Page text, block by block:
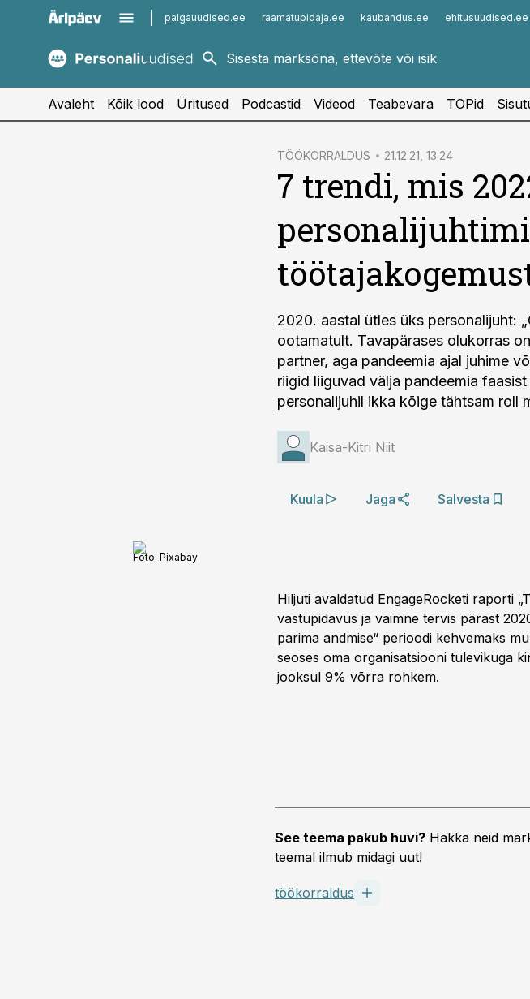
palgauudised.ee raamatupidaja.ee kaubandus.ee ehitusuudised.ee
kaubandus.ee
kinnisvarauudised.ee
imelineajalugu.ee
Infopank
Avaleht Kõik lood Üritused Podcastid Videod Teabevara TOPid
TÖÖKORRALDUS 21.12.21, 13:24
7 trendi, mis
2020. aastal ütles üks personalijuht:
ootamatult. Tavapärases olukorras
partner, aga pandeemia ajal juhime
riigid liiguvad välja pandeemia
personalijuhil ikka kõige tähtsam roll
Kaisa-Kitri Niit
Kuula Jaga Salvesta
Foto: Pixabay
Hiljuti avaldatud EngageRocketi raporti
vastupidavus ja vaimne tervis pärast
parima andmise“ perioodi kehvemaks
seoses oma organisatsiooni tulevikuga
jooksul 9% võrra rohkem.
See teema pakub huvi? Hakka neid
teemal ilmub midagi uut!
töökorraldus